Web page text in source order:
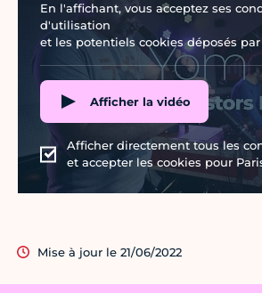
En l'affichant, vous acceptez ses
d'utilisation
et les potentiels cookies déposés par
Afficher la vidéo
Afficher directement tous les
et accepter les cookies pour
Mise à jour le 21/06/2022